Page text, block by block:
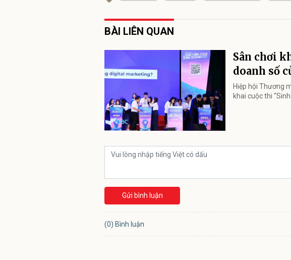
BÀI LIÊN QUAN
Sân chơi
doanh số
Hiệp hội Thương
khai cuộc thi
Gửi bình luận
(0) Bình luận